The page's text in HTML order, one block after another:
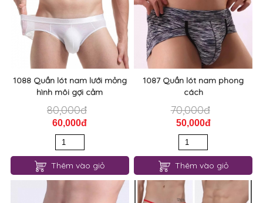
1088 Quần lót nam lưới mỏng
hình môi gợi cảm
80,000đ
60,000đ
1087 Quần lót nam phong
cách
70,000đ
50,000đ